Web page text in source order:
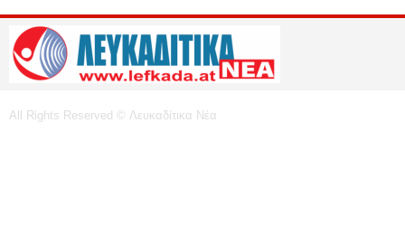
All Rights Reserved © Λευκαδίτικα Νέα